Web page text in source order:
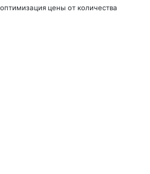
оптимизация цены от количества